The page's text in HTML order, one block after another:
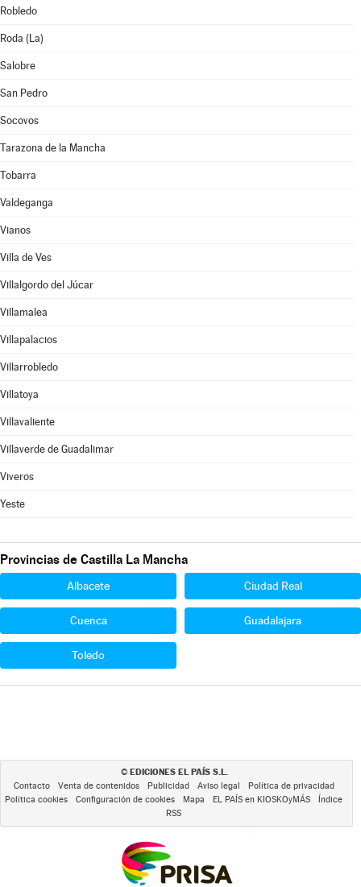
Robledo
Roda (La)
Salobre
San Pedro
Socovos
Tarazona de la Mancha
Tobarra
Valdeganga
Vianos
Villa de Ves
Villalgordo del Júcar
Villamalea
Villapalacios
Villarrobledo
Villatoya
Villavaliente
Villaverde de Guadalimar
Viveros
Yeste
Provincias de Castilla La Mancha
Albacete Ciudad Real
Cuenca Guadalajara
Toledo
© EDICIONES EL PAÍS S.L.
Contacto Venta de contenidos Publicidad Aviso legal
Política de privacidad
Política cookies
Configuración de cookies Mapa EL PAÍS en KIOSKOyMÁS
Índice
RSS